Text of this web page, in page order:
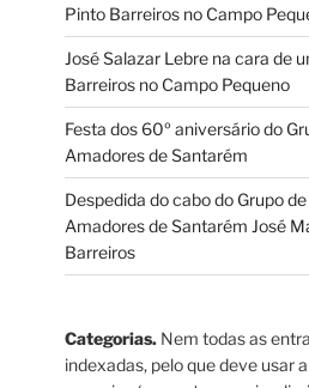
Pinto Barreiros no Campo
José Salazar Lebre na cara de
Barreiros no Campo Pequeno
Festa dos 60º aniversário do
Amadores de Santarém
Despedida do cabo do Grupo
Amadores de Santarém José
Barreiros
Categorias.Nem todas as
indexadas, pelo que deve usar